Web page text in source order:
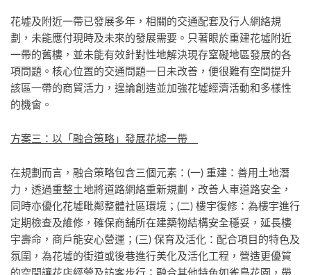
花墟及附近一帶已發展多年，相關的交通配套及行人網絡規
劃，未能應付現時及未來的發展需要。只著眼於重建花墟附近
一帶的舊樓，並未能有效針對性地解決現存窒礙地區發展的各
項問題。核心位置的交通問題一日未改善，便很難有空間提升
該區一帶的商貿活力，遑論創造並加強花墟經濟活動和多樣性
的機會。
方案三：以「融合策略」發展花墟一帶
在規劃而言，融合策略包含三個元素：(一) 重建：善用土地潛
力，透過重整土地將道路網絡重新規劃，改善人車道路安全，
同時亦優化花墟毗鄰整體社區環境；(二) 樓宇復修：為樓宇進行
定期檢查及維修，確保商舖所在建築物結構安全穩妥，延長樓
宇壽命，商戶能安心營運；(三) 保育及活化：配合項目的特色及
氛圍，為花墟的街道或後巷進行美化及活化工程，營造更優質